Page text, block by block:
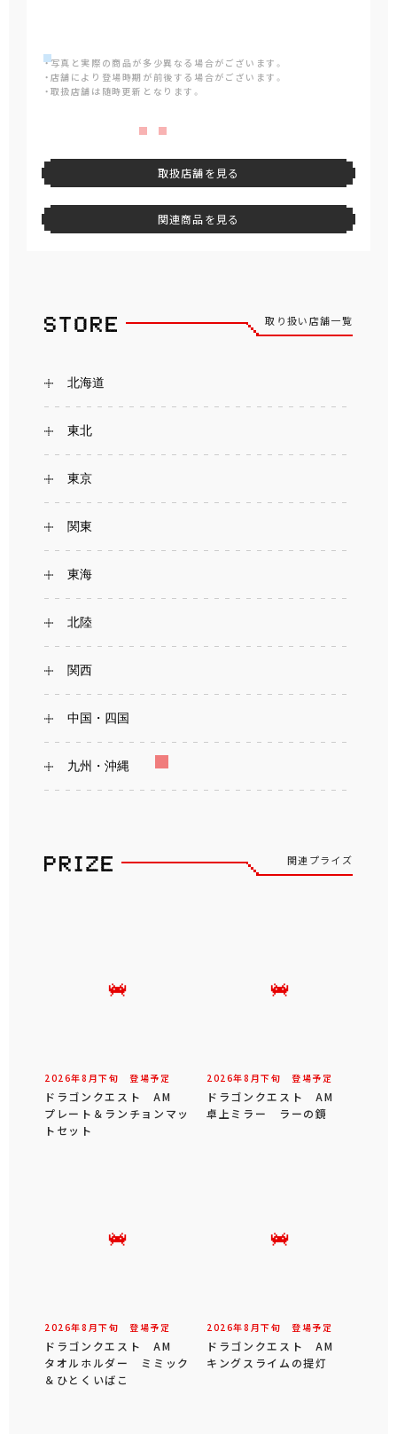
・写真と実際の商品が多少異なる場合がございます。
・店舗により登場時期が前後する場合がございます。
・取扱店舗は随時更新となります。
取扱店舗を見る
関連商品を見る
取り扱い店舗一覧
北海道
東北
東京
関東
東海
北陸
関西
中国・四国
九州・沖縄
関連プライズ
2026年8 月下旬 登場予定
ドラゴンクエスト AM
プレート＆ランチョンマッ
トセット
2026年8 月下旬 登場予定
ドラゴンクエスト AM
卓上ミラー ラーの鏡
2026年8 月下旬 登場予定
ドラゴンクエスト AM
タオルホルダー ミミック
＆ひとくいばこ
2026年8 月下旬 登場予定
ドラゴンクエスト AM
キングスライムの提灯